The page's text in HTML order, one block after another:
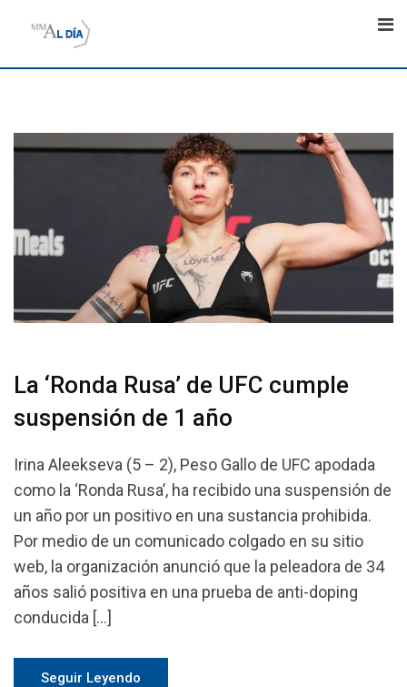
La ‘Ronda Rusa’ de UFC cumple
suspensión de 1 año
Irina Aleekseva (5 – 2), Peso Gallo de UFC apodada
como la ‘Ronda Rusa’, ha recibido una suspensión de
un año por un positivo en una sustancia prohibida.
Por medio de un comunicado colgado en su sitio
web, la organización anunció que la peleadora de 34
años salió positiva en una prueba de anti-doping
conducida […]
Seguir Leyendo